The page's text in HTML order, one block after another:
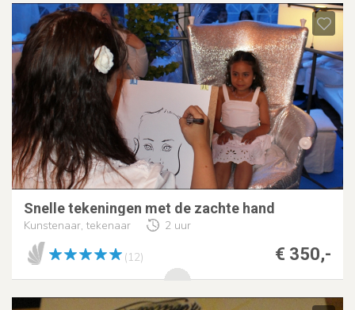
Snelle tekeningen met de zachte hand
Kunstenaar, tekenaar 2 uur
€ 350,-
(12)